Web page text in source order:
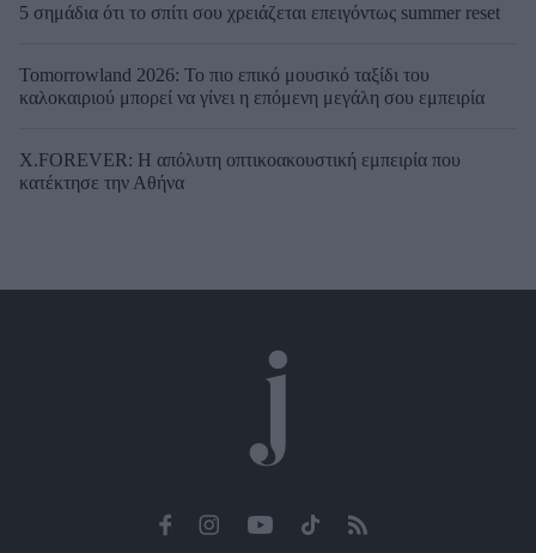
5 σημάδια ότι το σπίτι σου χρειάζεται επειγόντως summer reset
Tomorrowland 2026: Το πιο επικό μουσικό ταξίδι του
καλοκαιριού μπορεί να γίνει η επόμενη μεγάλη σου εμπειρία
X.FOREVER: Η απόλυτη οπτικοακουστική εμπειρία που
κατέκτησε την Αθήνα